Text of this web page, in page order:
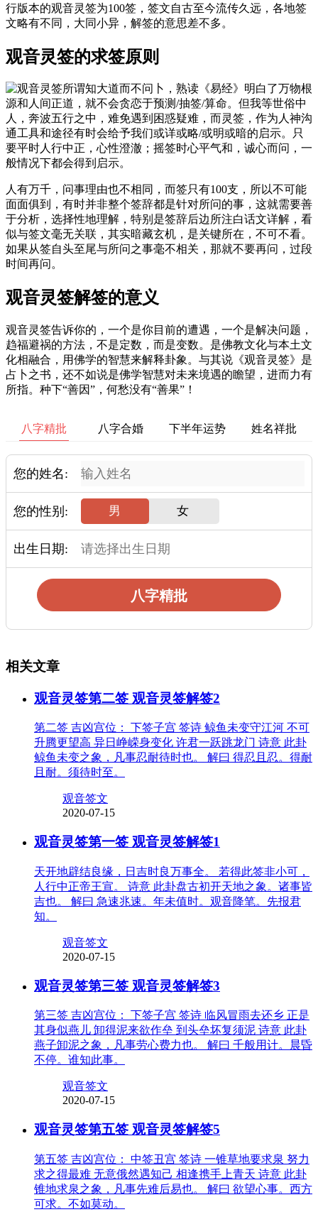
行版本的观音灵签为100签，签文自古至今流传久远，各地签
文略有不同，大同小异，解签的意思差不多。
观音灵签的求签原则
所谓知大道而不问卜，熟读《易经》明白了万物根
源和人间正道，就不会贪恋于预测/抽签/算命。但我等世俗中
人，奔波五行之中，难免遇到困惑疑难，而灵签，作为人神沟
通工具和途径有时会给予我们或详或略/或明或暗的启示。只
要平时人行中正，心性澄澈；摇签时心平气和，诚心而问，一
般情况下都会得到启示。
人有万千，问事理由也不相同，而签只有100支，所以不可能
面面俱到，有时并非整个签辞都是针对所问的事，这就需要善
于分析，选择性地理解，特别是签辞后边所注白话文详解，看
似与签文毫无关联，其实暗藏玄机，是关键所在，不可不看。
如果从签自头至尾与所问之事毫不相关，那就不要再问，过段
时间再问。
观音灵签解签的意义
观音灵签告诉你的，一个是你目前的遭遇，一个是解决问题，
趋福避祸的方法，不是定数，而是变数。是佛教文化与本土文
化相融合，用佛学的智慧来解释卦象。与其说《观音灵签》是
占卜之书，还不如说是佛学智慧对未来境遇的瞻望，进而力有
所指。种下“善因”，何愁没有“善果”！
八字精批 八字合婚 下半年运势 姓名祥批
您的姓名:
您的性别: 男 女
出生日期:
八字精批
相关文章
观音灵签第二签 观音灵签解签2
第二签 吉凶宫位： 下签子宫 签诗 鲸鱼未变守江河 不可
升腾更望高 异日峥嵘身变化 许君一跃跳龙门 诗意 此卦
鲸鱼未变之象，凡事忍耐待时也。 解曰 得忍且忍。得耐
且耐。须待时至。
观音签文
2020-07-15
观音灵签第一签 观音灵签解签1
天开地辟结良缘，日吉时良万事全。 若得此签非小可，
人行中正帝王宣。 诗意 此卦盘古初开天地之象。诸事皆
吉也。 解曰 急速兆速。年未值时。观音降笔。先报君
知。
观音签文
2020-07-15
观音灵签第三签 观音灵签解签3
第三签 吉凶宫位： 下签子宫 签诗 临风冒雨去还乡 正是
其身似燕儿 卸得泥来欲作垒 到头垒坏复须泥 诗意 此卦
燕子卸泥之象，凡事劳心费力也。 解曰 千般用计。晨昏
不停。谁知此事。
观音签文
2020-07-15
观音灵签第五签 观音灵签解签5
第五签 吉凶宫位： 中签丑宫 签诗 一锥草地要求泉 努力
求之得最难 无意俄然遇知己 相逢携手上青天 诗意 此卦
锥地求泉之象，凡事先难后易也。 解曰 欲望心事。西方
可求。不如莫动。